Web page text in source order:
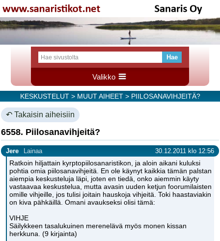
Valikko
KESKUSTELUT> MUUT AIHEET> PIILOSANAVIHJEITÄ?
↶ Takaisin aiheisiin
6558. Piilosanavihjeitä?
Jere Lainaa 30.12.2011 klo 12:56
Ratkoin hiljattain kyrptopiilosanaristikon, ja aloin aikani kuluksi
pohtia omia piilosanavihjeitä. En ole käynyt kaikkia tämän palstan
aiempia keskusteluja läpi, joten en tiedä, onko aiemmin käyty
vastaavaa keskustelua, mutta avasin uuden ketjun foorumilaisten
omille vihjeille, jos tulisi joitain hauskoja vihjeitä. Toki haastaviakin
on kiva pähkäillä. Omani avaukseksi olisi tämä:
VIHJE
Säilykkeen tasalukuinen merenelävä myös monen kissan
herkkuna. (9 kirjainta)